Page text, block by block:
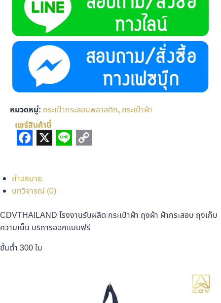
หมวดหมู่: กระเป๋ากระสอบพลาสติก, กระเป๋าผ้า
แชร์สินค้านี้
Facebook
X LineCopy
คำอธิบาย
บทวิจารณ์ (0)
CDVTHAILAND โรงงานรับผลิต กระเป๋าผ้า ถุงผ้า ผ้ากระสอบ ถุงเก็บ
ความเย็น บริการออกแบบฟรี
ขั้นต่ำ 300 ใบ